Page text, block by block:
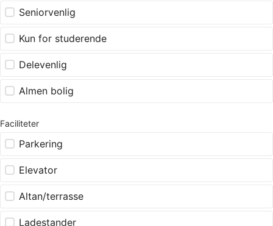
Seniorvenlig
Kun for studerende
Delevenlig
Almen bolig
Faciliteter
Parkering
Elevator
Altan/terrasse
Ladestander